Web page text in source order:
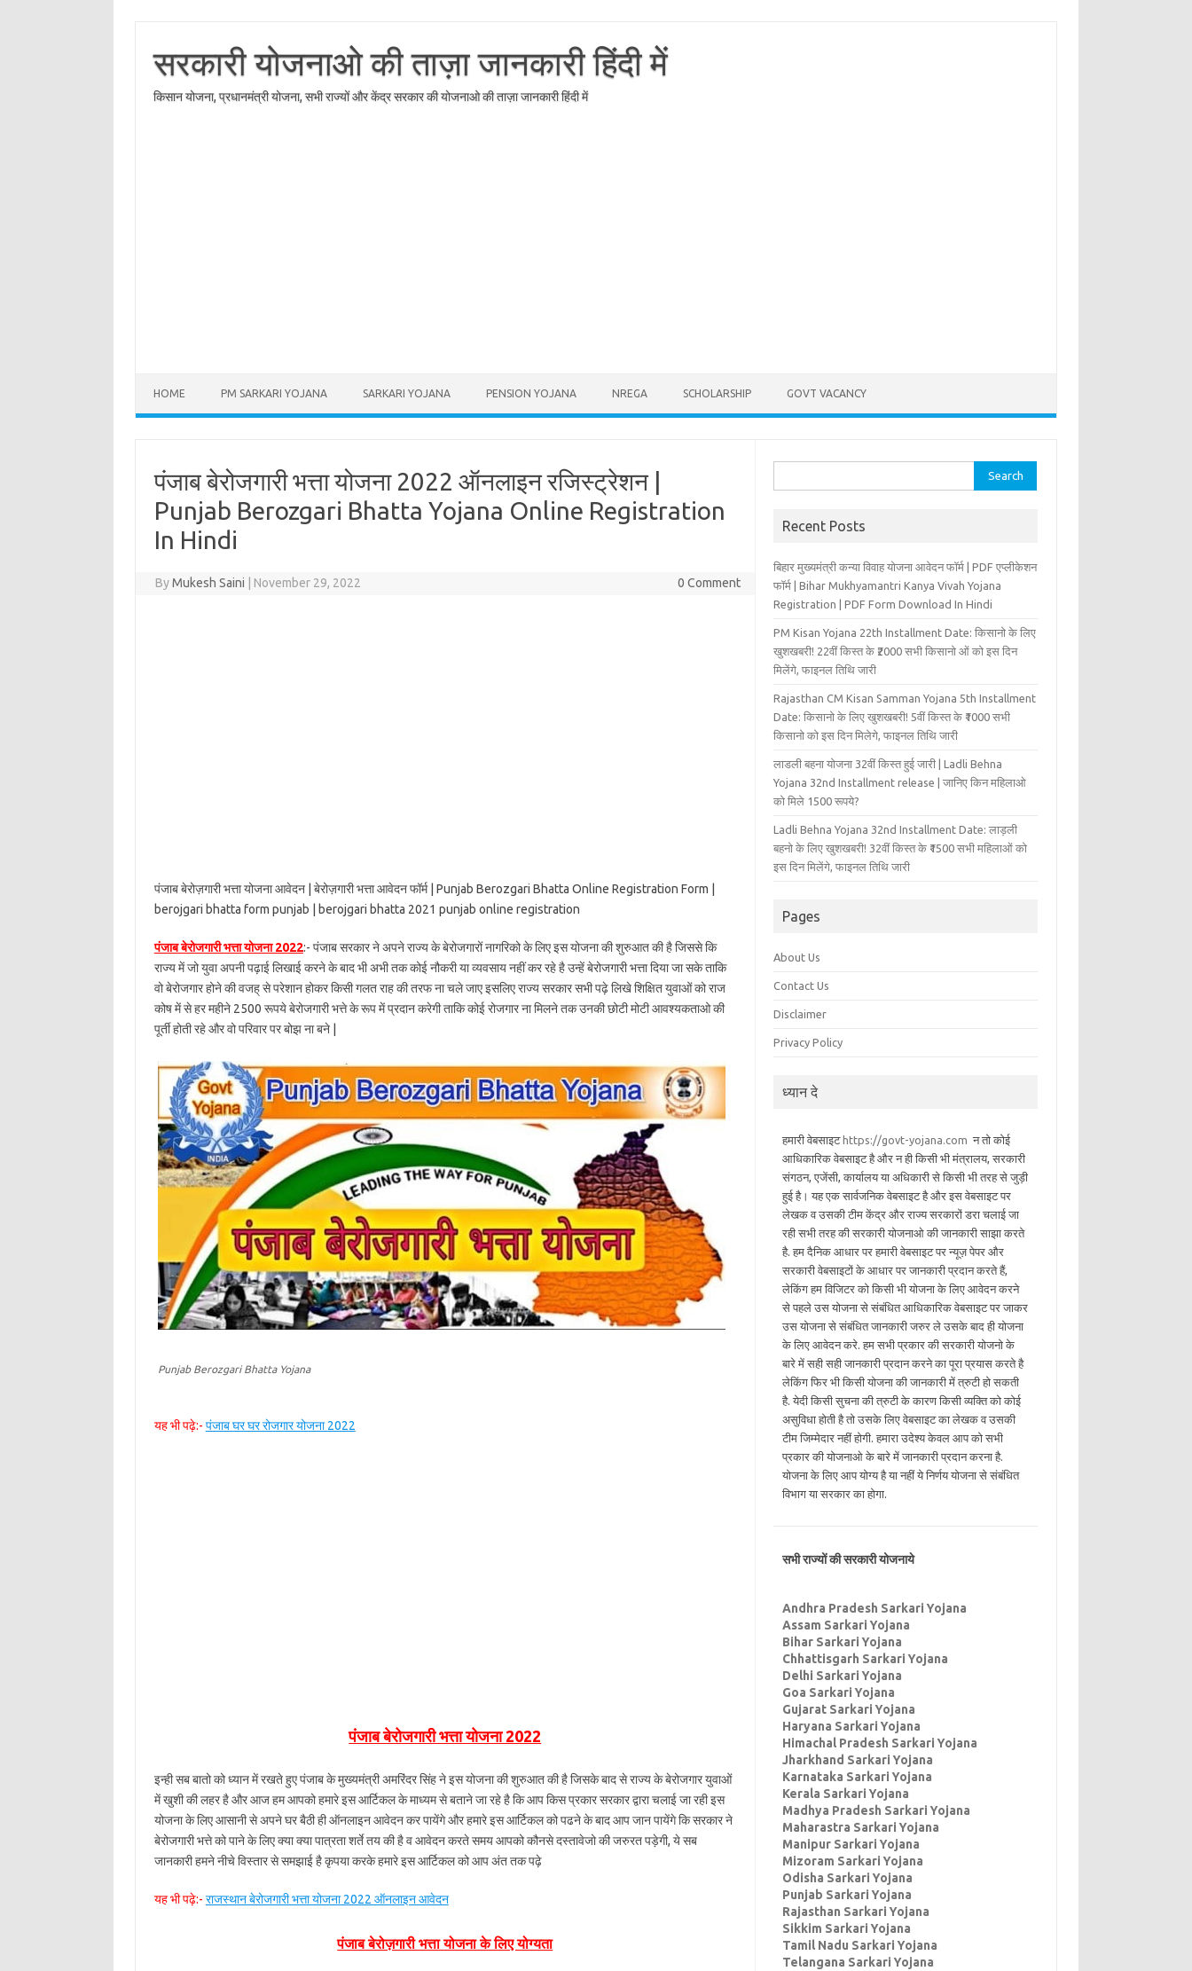
content
सरकारी योजनाओ की ताज़ा जानकारी हिंदी में
किसान योजना, प्रधानमंत्री योजना, सभी राज्यों और केंद्र सरकार की योजनाओ की ताज़ा जानकारी हिंदी में
HOME PM SARKARI YOJANA SARKARI YOJANA PENSION YOJANA NREGA SCHOLARSHIP GOVT VACANCY
पंजाब बेरोजगारी भत्ता योजना 2022 ऑनलाइन रजिस्ट्रेशन |
Punjab Berozgari Bhatta Yojana Online Registration
In Hindi
ByMukesh Saini November 29, 2022 0 Comment
पंजाब बेरोज़गारी भत्ता योजना आवेदन | बेरोज़गारी भत्ता आवेदन फॉर्म | Punjab Berozgari Bhatta Online Registration Form |
berojgari bhatta form punjab | berojgari bhatta 2021 punjab online registration
पंजाब बेरोजगारी भत्ता योजना 2022:- पंजाब सरकार ने अपने राज्य के बेरोजगारों नागरिको के लिए इस योजना की शुरुआत की है जिससे कि
राज्य में जो युवा अपनी पढ़ाई लिखाई करने के बाद भी अभी तक कोई नौकरी या व्यवसाय नहीं कर रहे है उन्हें बेरोजगारी भत्ता दिया जा सके ताकि
वो बेरोजगार होने की वजह् से परेशान होकर किसी गलत राह की तरफ ना चले जाए इसलिए राज्य सरकार सभी पढ़े लिखे शिक्षित युवाओं को राज
कोष में से हर महीने 2500 रूपये बेरोजगारी भत्ते के रूप में प्रदान करेगी ताकि कोई रोजगार ना मिलने तक उनकी छोटी मोटी आवश्यकताओ की
पूर्ती होती रहे और वो परिवार पर बोझ ना बने |
Punjab Berozgari Bhatta Yojana
यह भी पढ़े:- पंजाब घर घर रोजगार योजना 2022
पंजाब बेरोजगारी भत्ता योजना 2022
इन्ही सब बातो को ध्यान में रखते हुए पंजाब के मुख्यमंत्री अमरिंदर सिंह ने इस योजना की शुरुआत की है जिसके बाद से राज्य के बेरोजगार युवाओं
में खुशी की लहर है और आज हम आपको हमारे इस आर्टिकल के माध्यम से बताने जा रहे है कि आप किस प्रकार सरकार द्वारा चलाई जा रही इस
योजना के लिए आसानी से अपने घर बैठी ही ऑनलाइन आवेदन कर पायेंगे और हमारे इस आर्टिकल को पढने के बाद आप जान पायेंगे कि सरकार ने
बेरोजगारी भत्ते को पाने के लिए क्या क्या पात्रता शर्ते तय की है व आवेदन करते समय आपको कौनसे दस्तावेजो की जरुरत पड़ेगी, ये सब
जानकारी हमने नीचे विस्तार से समझाई है कृपया करके हमारे इस आर्टिकल को आप अंत तक पढ़े
यह भी पढ़े:- राजस्थान बेरोजगारी भत्ता योजना 2022 ऑनलाइन आवेदन
पंजाब बेरोज़गारी भत्ता योजना के लिए योग्यता
for:
Recent Posts
बिहार मुख्‍यमंत्री कन्‍या विवा‍ह योजना आवेदन फॉर्म | PDF एप्लीकेशन
फॉर्म | Bihar Mukhyamantri Kanya Vivah Yojana
Registration | PDF Form Download In Hindi
PM Kisan Yojana 22th Installment Date: किसानो के लिए
खुशखबरी! 22वीं किस्त के ₹2000 सभी किसानो ओं को इस दिन
मिलेंगे, फाइनल तिथि जारी
Rajasthan CM Kisan Samman Yojana 5th Installment
Date: किसानो के लिए खुशखबरी! 5वीं किस्त के ₹1000 सभी
किसानो को इस दिन मिलेगे, फाइनल तिथि जारी
लाडली बहना योजना 32वीं किस्त हुई जारी | Ladli Behna
Yojana 32nd Installment release | जानिए किन महिलाओ
को मिले 1500 रूपये?
Ladli Behna Yojana 32nd Installment Date: लाड़ली
बहनो के लिए खुशखबरी! 32वीं किस्त के ₹1500 सभी महिलाओं को
इस दिन मिलेंगे, फाइनल तिथि जारी
Pages
About Us
Contact Us
Disclaimer
Privacy Policy
ध्यान दे
हमारी वेबसाइट https://govt-yojana.com न तो कोई
आधिकारिक वेबसाइट है और न ही किसी भी मंत्रालय, सरकारी
संगठन, एजेंसी, कार्यालय या अधिकारी से किसी भी तरह से जुड़ी
हुई है। यह एक सार्वजनिक वेबसाइट है और इस वेबसाइट पर
लेखक व उसकी टीम केंद्र और राज्य सरकारों डरा चलाई जा
रही सभी तरह की सरकारी योजनाओ की जानकारी साझा करते
है. हम दैनिक आधार पर हमारी वेबसाइट पर न्यूज़ पेपर और
सरकारी वेबसाइटों के आधार पर जानकारी प्रदान करते हैं,
लेकिंग हम विजिटर को किसी भी योजना के लिए आवेदन करने
से पहले उस योजना से संबंधित आधिकारिक वेबसाइट पर जाकर
उस योजना से संबंधित जानकारी जरुर ले उसके बाद ही योजना
के लिए आवेदन करे. हम सभी प्रकार की सरकारी योजनो के
बारे में सही सही जानकारी प्रदान करने का पूरा प्रयास करते है
लेकिंग फिर भी किसी योजना की जानकारी में त्रुटी हो सकती
है. येदी किसी सुचना की त्रुटी के कारण किसी व्यक्ति को कोई
असुविधा होती है तो उसके लिए वेबसाइट का लेखक व उसकी
टीम जिम्मेदार नहीं होगी. हमारा उदेश्य केवल आप को सभी
प्रकार की योजनाओ के बारे में जानकारी प्रदान करना है.
योजना के लिए आप योग्य है या नहीं ये निर्णय योजना से संबंधित
विभाग या सरकार का होगा.
सभी राज्यों की सरकारी योजनाये
Andhra Pradesh Sarkari Yojana
Assam Sarkari Yojana
Bihar Sarkari Yojana
Chhattisgarh Sarkari Yojana
Delhi Sarkari Yojana
Goa Sarkari Yojana
Gujarat Sarkari Yojana
Haryana Sarkari Yojana
Himachal Pradesh Sarkari Yojana
Jharkhand Sarkari Yojana
Karnataka Sarkari Yojana
Kerala Sarkari Yojana
Madhya Pradesh Sarkari Yojana
Maharastra Sarkari Yojana
Manipur Sarkari Yojana
Mizoram Sarkari Yojana
Odisha Sarkari Yojana
Punjab Sarkari Yojana
Rajasthan Sarkari Yojana
Sikkim Sarkari Yojana
Tamil Nadu Sarkari Yojana
Telangana Sarkari Yojana